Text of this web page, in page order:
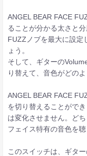
ANGEL BEAR FACE
ることが分かる太さと
FUZZノブを最大に設定
ょう。
そして、ギターの
り替えて、音色がどの
ANGEL BEAR FACE
を切り替えることがで
は変化させません。ど
フェイス特有の音色を聴
このスイッチは、ギタ